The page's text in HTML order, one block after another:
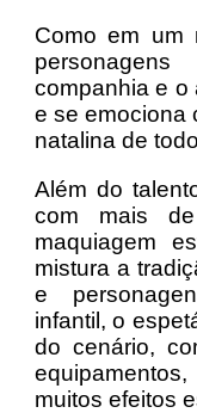
Como em um
companhia e o
e se emociona
natalina de
Além do
com mais
maquiagem
mistura a
e
infantil, o
do cenário,
muitos efeitos